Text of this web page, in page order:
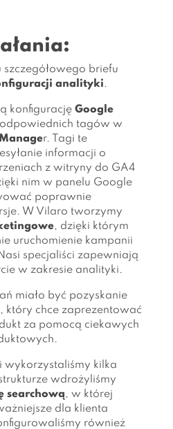
briefu
analityki.
konfigurację Google
tagów w
r. Tagi te
informacji o
z witryny do GA4
nim w panelu Google
poprawnie
W Vilaro tworzymy
, dzięki którym
uruchomienie kampanii
specjaliści zapewniają
w zakresie analityki.
miało być pozyskanie
który chce zaprezentować
za pomocą ciekawych
wykorzystaliśmy kilka
wdrożyliśmy
searchową, w której
dla klienta
również